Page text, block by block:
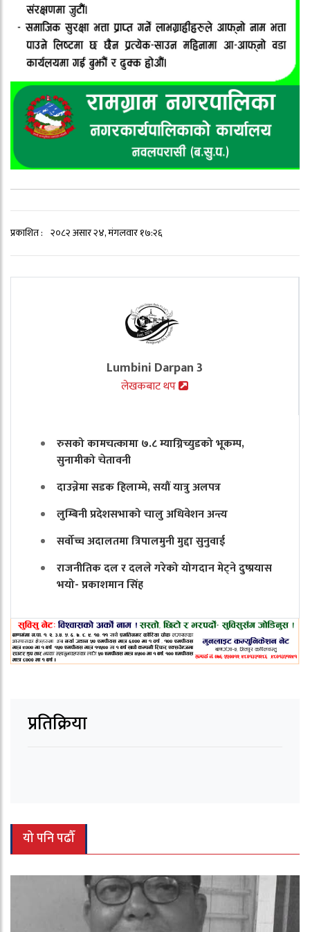
प्रकाशित : २०८२ असार २४, मंगलवार १७:२६
Lumbini Darpan 3
लेखकबाट थप
रुसको कामचत्कामा ७.८ म्याग्निच्युडको भूकम्प,
सुनामीको चेतावनी
दाउन्नेमा सडक हिलाम्मे, सयौं यात्रु अलपत्र
लुम्बिनी प्रदेशसभाको चालु अधिवेशन अन्त्य
सर्वोच्च अदालतमा त्रिपालमुनी मुद्दा सुनुवाई
राजनीतिक दल र दलले गरेको योगदान मेट्ने दुष्प्रयास
भयो- प्रकाशमान सिंह
प्रतिक्रिया
यो पनि पढौँ